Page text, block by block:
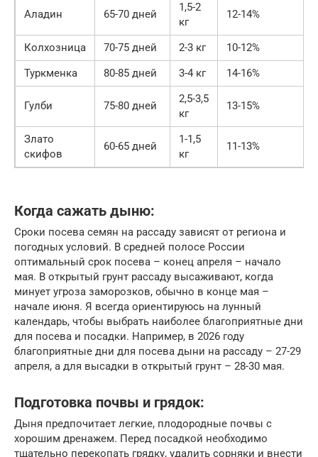
Аладин 65-70 дней
1,5-2
кг
12-14%
Колхозница 70-75 дней 2-3 кг 10-12%
Туркменка
80-85 дней 3-4 кг 14-16%
Гулби 75-80 дней
2,5-3,5
кг
13-15%
Злато
скифов
60-65 дней
1-1,5
кг
11-13%
Когда сажать дыню:
Сроки посева семян на рассаду зависят от региона и
погодных условий. В средней полосе России
оптимальный срок посева – конец апреля – начало
мая. В открытый грунт рассаду высаживают, когда
минует угроза заморозков, обычно в конце мая –
начале июня. Я всегда ориентируюсь на лунный
календарь, чтобы выбрать наиболее благоприятные дни
для посева и посадки. Например, в 2026 году
благоприятные дни для посева дыни на рассаду – 27-29
апреля, а для высадки в открытый грунт – 28-30 мая.
Подготовка почвы и грядок:
Дыня предпочитает легкие, плодородные почвы с
хорошим дренажем. Перед посадкой необходимо
тщательно перекопать грядку, удалить сорняки и внести